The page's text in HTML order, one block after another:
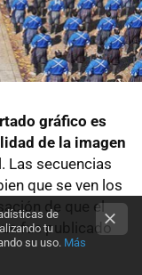
gráfico es
de la imagen
Las secuencias
que se ven los
de que el
fue publicado
de
tu
su uso. Más